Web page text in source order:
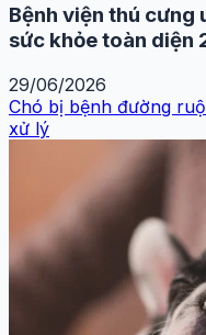
Bệnh viện thú cưng
sức khỏe toàn diện
29/06/2026
Chó bị bệnh đường
xử lý